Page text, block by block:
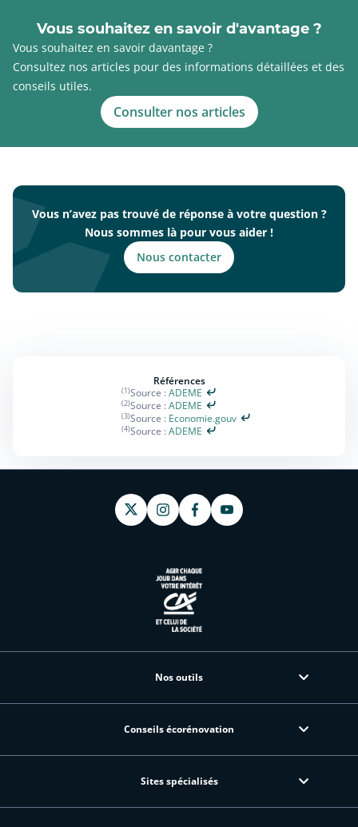
Vous souhaitez en savoir d'avantage ?
Vous souhaitez en savoir davantage ?
Consultez nos articles pour des informations détaillées et des
conseils utiles.
Consulter nos articles
Vous n’avez pas trouvé de réponse à votre question ?
Nous sommes là pour vous aider !
Nous contacter
Références
(1)Source :ADEME
(2)Source :ADEME
(3)Source : Economie.gouv
(4)Source :ADEME
Nos outils
Conseils écorénovation
Sites spécialisés